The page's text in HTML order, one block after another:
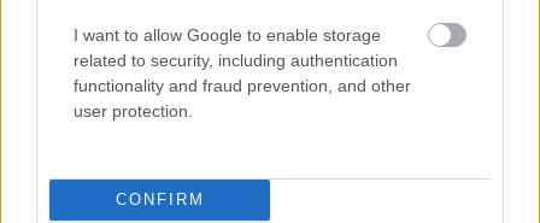
I want to allow Google to enable storage
related to security, including authentication
functionality and fraud prevention, and other
user protection.
CONFIRM